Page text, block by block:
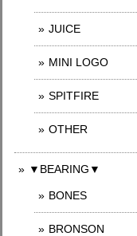
JUICE
MINI LOGO
SPITFIRE
OTHER
▼BEARING▼
BONES
BRONSON